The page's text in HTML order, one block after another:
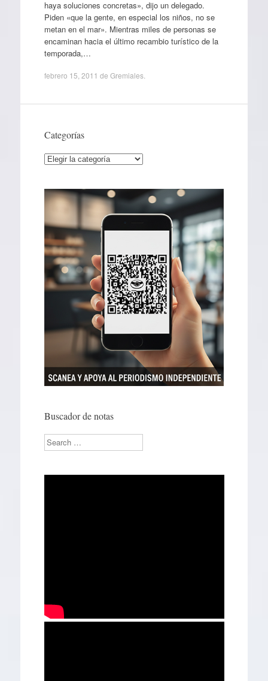
haya soluciones concretas», dijo un delegado.
Piden «que la gente, en especial los niños, no se
metan en el mar». Mientras miles de personas se
encaminan hacia el último recambio turístico de la
temporada,…
febrero 15, 2011 de Gremiales.
Categorías
Categorías
Buscador de notas
Search